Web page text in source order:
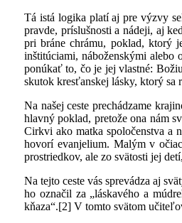
Tá istá logika platí aj pre výzvy
pravde, príslušnosti a nádeji, aj
pri bráne chrámu, poklad, ktorý
inštitúciami, náboženskými alebo
ponúkať to, čo je jej vlastné:
skutok kresťanskej lásky, ktorý sa
Na našej ceste prechádzame
hlavný poklad, pretože ona nám
Cirkvi ako matka spoločenstva a
hovorí evanjelium. Malým v
prostriedkov, ale zo svätosti jej
Na tejto ceste vás sprevádza aj
ho označil za „láskavého a
kňaza“.[2] V tomto svätom